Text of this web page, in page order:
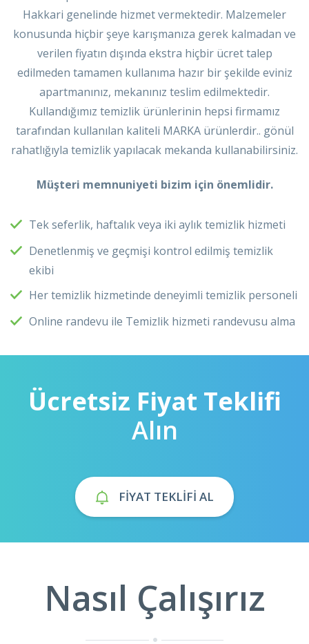
Hakkari genelinde hizmet vermektedir. Malzemeler
konusunda hiçbir şeye karışmanıza gerek kalmadan ve
verilen fiyatın dışında ekstra hiçbir ücret talep
edilmeden tamamen kullanıma hazır bir şekilde eviniz
apartmanınız, mekanınız teslim edilmektedir.
Kullandığımız temizlik ürünlerinin hepsi firmamız
tarafından kullanılan kaliteli MARKA ürünlerdir.. gönül
rahatlığıyla temizlik yapılacak mekanda kullanabilirsiniz.
Müşteri memnuniyeti bizim için önemlidir.
Tek seferlik, haftalık veya iki aylık temizlik hizmeti
Denetlenmiş ve geçmişi kontrol edilmiş temizlik
ekibi
Her temizlik hizmetinde deneyimli temizlik personeli
Online randevu ile Temizlik hizmeti randevusu alma
Ücretsiz Fiyat Teklifi
Alın
FIYAT TEKLIFI AL
Nasıl Çalışırız